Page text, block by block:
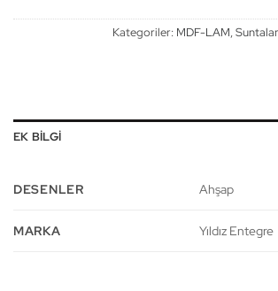
Kategoriler: MDF-LAM,
EK BILGI
DESENLER Ahşap
MARKA Yıldız Entegre